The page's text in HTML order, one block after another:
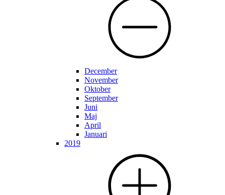
December
November
Oktober
September
Juni
Maj
April
Januari
2019